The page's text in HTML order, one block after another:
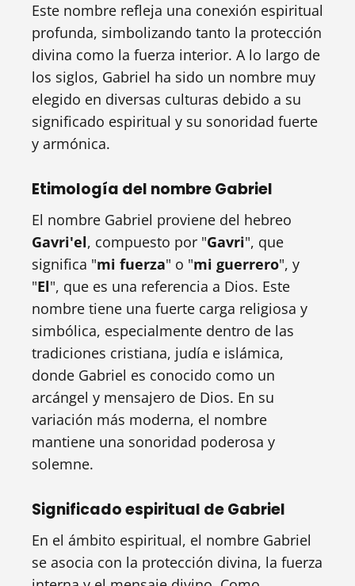
Este nombre refleja una conexión espiritual
profunda, simbolizando tanto la protección
divina como la fuerza interior. A lo largo de
los siglos, Gabriel ha sido un nombre muy
elegido en diversas culturas debido a su
significado espiritual y su sonoridad fuerte
y armónica.
Etimología del nombre Gabriel
El nombre Gabriel proviene del hebreo
Gavri'el, compuesto por "Gavri", que
significa "mi fuerza" o "mi guerrero", y
"El", que es una referencia a Dios. Este
nombre tiene una fuerte carga religiosa y
simbólica, especialmente dentro de las
tradiciones cristiana, judía e islámica,
donde Gabriel es conocido como un
arcángel y mensajero de Dios. En su
variación más moderna, el nombre
mantiene una sonoridad poderosa y
solemne.
Significado espiritual de Gabriel
En el ámbito espiritual, el nombre Gabriel
se asocia con la protección divina, la fuerza